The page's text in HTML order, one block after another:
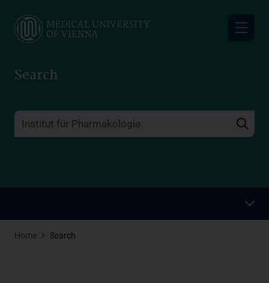
main
Search
Home Search